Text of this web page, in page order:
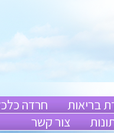
בריאות חרדה
צור קשר